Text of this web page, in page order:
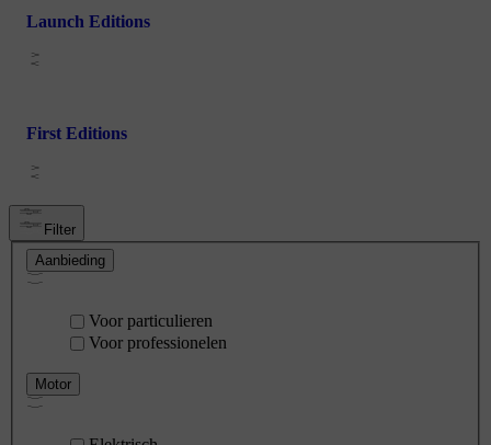
Launch Editions
First Editions
Filter
Aanbieding
Voor particulieren
Voor professionelen
Motor